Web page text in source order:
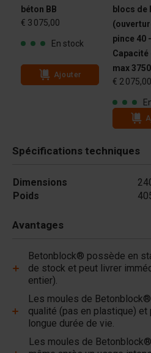
béton BB
€ 3 075,00
En stock
Ajouter
blocs de
pince 40
Capacité
max
€ 2 075,00
Spécifications techniques
Dimensions
Poids
Avantages
Betonblock® possède en
de stock et peut livrer
entier).
Les moules de
qualité (pas en plastique)
longue durée de vie.
Les moules de